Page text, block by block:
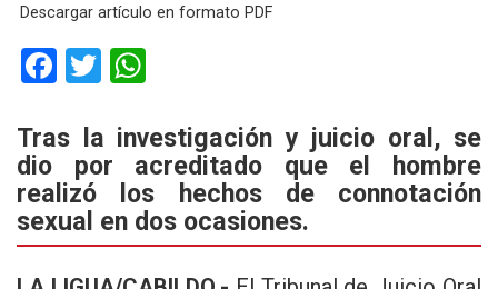
Descargar artículo en formato PDF
F
ce
b
o
o
k
T
tt
er
at
s
A
p
p
Tras la investigación y juicio oral, se
dio por acreditado que el hombre
realizó los hechos de connotación
sexual en dos ocasiones.